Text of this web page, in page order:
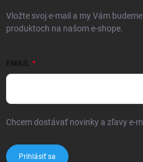
Vložte svoj e-mail a my Vám
produktoch na našom e-shope.
EMAIL
Chcem dostávať novinky a zľavy e-
Prihlásiť sa